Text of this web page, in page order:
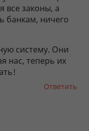
все законы, а
банкам, ничего
систему. Они
нас, теперь их
Ответить